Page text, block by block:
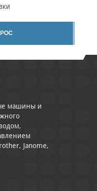
машины и
Janome,